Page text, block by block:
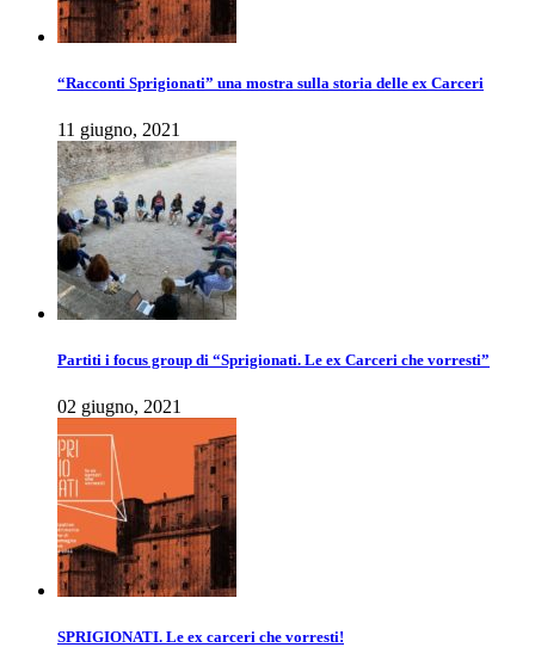
“Racconti Sprigionati” una mostra sulla storia delle ex Carceri
11 giugno, 2021
Partiti i focus group di “Sprigionati. Le ex Carceri che vorresti”
02 giugno, 2021
SPRIGIONATI. Le ex carceri che vorresti!